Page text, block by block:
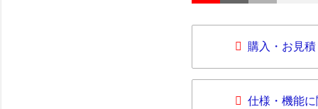
購入・お見
仕様・機能